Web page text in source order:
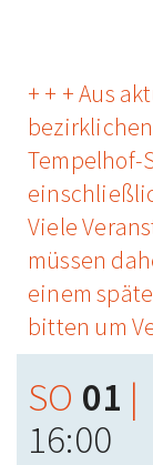
+ + + Aus
Tempelhof-
Viele
müssen
einem
bitten um
SO 01 |
16:00